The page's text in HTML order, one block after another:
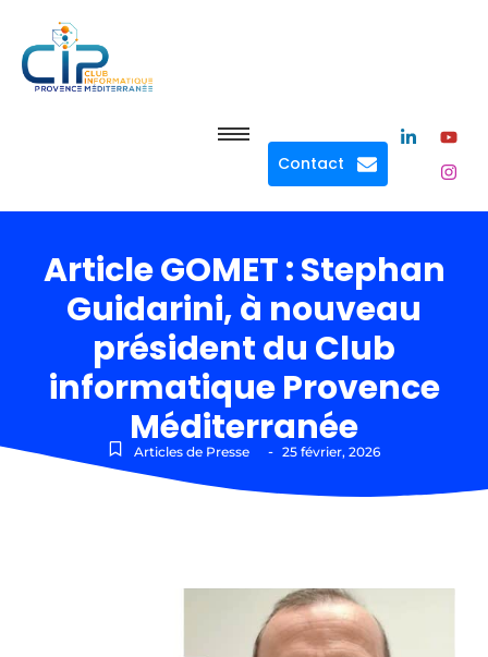
Contact
Article GOMET : Stephan
Guidarini, à nouveau
président du Club
informatique Provence
Méditerranée
Articles de Presse - 25 février, 2026